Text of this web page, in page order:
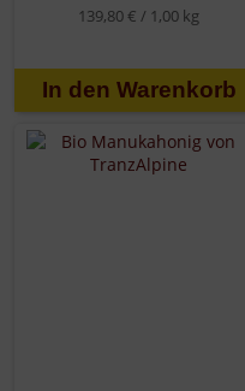
139,80 € / 1,00 kg